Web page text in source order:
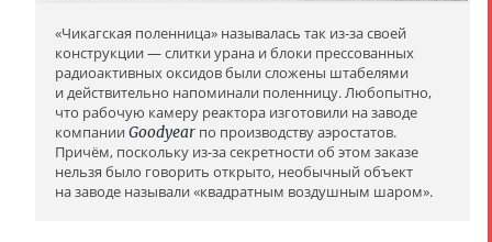
«Чикагская поленница» называлась так из-за своей
конструкции — слитки урана и блоки прессованных
радиоактивных оксидов были сложены штабелями
и действительно напоминали поленницу. Любопытно,
что рабочую камеру реактора изготовили на заводе
компании Goodyear по производству аэростатов.
Причём, поскольку из-за секретности об этом заказе
нельзя было говорить открыто, необычный объект
на заводе называли «квадратным воздушным шаром».